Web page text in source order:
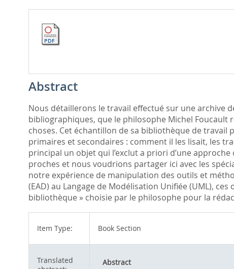
Abstract
Nous détaillerons le travail effectué sur une archive
bibliographiques, que le philosophe Michel
choses. Cet échantillon de sa bibliothèque de
primaires et secondaires : comment il les lisait, les
principal un objet qui l’exclut a priori d’une
proches et nous voudrions partager ici avec les
notre expérience de manipulation des outils et
(EAD) au Langage de Modélisation Unifiée (UML),
bibliothèque » choisie par le philosophe pour la
Item Type: Book Section
Translated
Abstract